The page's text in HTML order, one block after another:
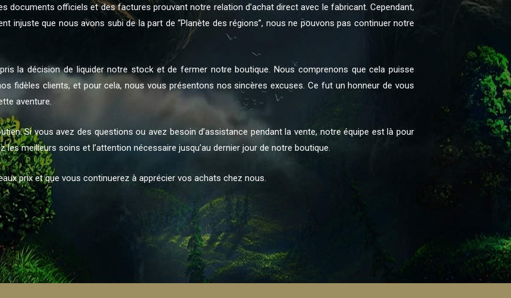
documents officiels et des factures prouvant notre relation d’achat direct avec le fabricant. Cependant,
injuste que nous avons subi de la part de “Planète des régions”, nous ne pouvons pas continuer notre
la décision de liquider notre stock et de fermer notre boutique. Nous comprenons que cela puisse
fidèles clients, et pour cela, nous vous présentons nos sincères excuses. Ce fut un honneur de vous
aventure.
Si vous avez des questions ou avez besoin d’assistance pendant la vente, notre équipe est là pour
les meilleurs soins et l’attention nécessaire jusqu’au dernier jour de notre boutique.
prix et que vous continuerez à apprécier vos achats chez nous.